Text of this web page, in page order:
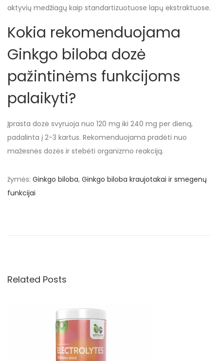
aktyvių medžiagų kaip standartizuotuose lapų ekstraktuose.
Kokia rekomenduojama
Ginkgo biloba dozė
pažintinėms funkcijoms
palaikyti?
Įprasta dozė svyruoja nuo 120 mg iki 240 mg per dieną,
padalinta į 2-3 kartus. Rekomenduojama pradėti nuo
mažesnės dozės ir stebėti organizmo reakciją.
žymės: Ginkgo biloba, Ginkgo biloba kraujotakai ir smegenų
funkcijai
rRelated Posts